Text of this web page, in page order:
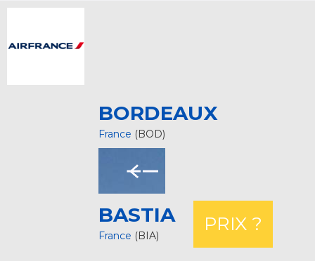
BORDEAUX
France (BOD)
BASTIA
France (BIA)
PRIX ?